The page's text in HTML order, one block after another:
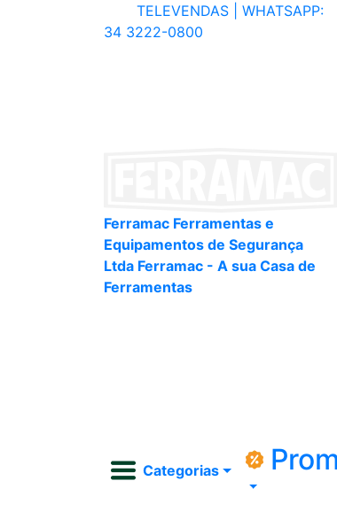
TELEVENDAS |
WHATSAPP:
34 3222-0800
Ferramac Ferramentas e
Equipamentos de Segurança
Ltda Ferramac - A sua Casa de
Ferramentas
Categorias